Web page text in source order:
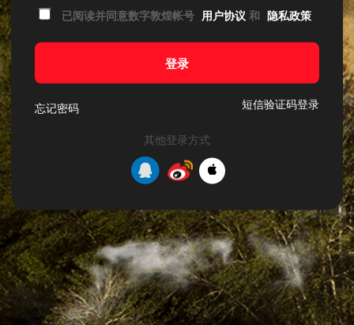
已阅读并同意数字敦煌帐号 用户协议 和 隐私政策
登录
忘记密码 短信验证码登录
其他登录方式